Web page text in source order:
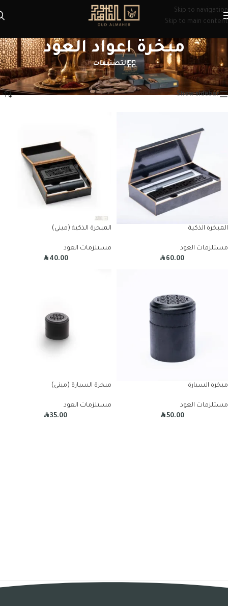
Skip to navigation
Skip to main content
مبخرة اعواد العود
التصنيفات
الرئيسية/منتجات تحت الوسم “مبخرة اعواد العود” عرض ⁦4⁩ من كل النتائج
Show sidebar
المبخرة الذكية
مستلزمات العود
R60.00
المبخرة الذكية (ميني)
مستلزمات العود
R40.00
مبخرة السيارة
مستلزمات العود
R50.00
مبخرة السيارة (ميني)
مستلزمات العود
R35.00